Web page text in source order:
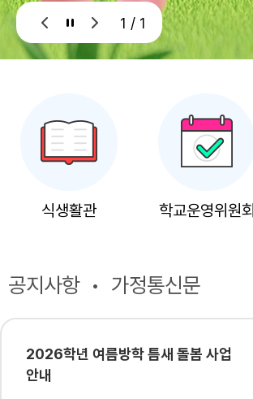
1 / 1
식생활관 학교운영위원회
공지사항 가정통신문
2026학년 여름방학 틈새 돌봄 사업
안내